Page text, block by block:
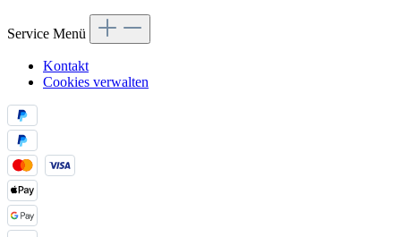
Service Menü
Kontakt
Cookies verwalten